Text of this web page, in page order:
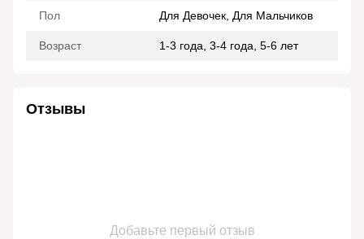
Пол Для Девочек, Для Мальчиков
Возраст 1-3 года, 3-4 года, 5-6 лет
Отзывы
Добавьте первый отзыв